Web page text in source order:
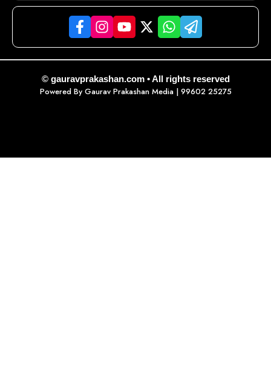
© gauravprakashan.com • All rights reserved
Powered By Gaurav Prakashan Media| 99602 25275